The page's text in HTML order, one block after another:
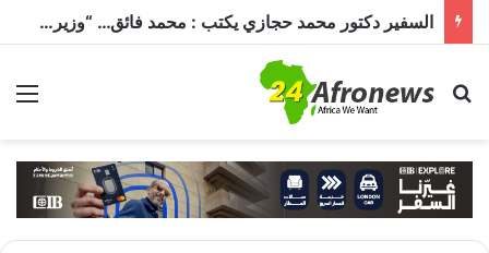
السفير دكتور محمد حجازي يكتب : محمد فائق… “وزير إفريقيا” الذي حمل رسالة القاهرة إلى القارة السمراء
بحث عن